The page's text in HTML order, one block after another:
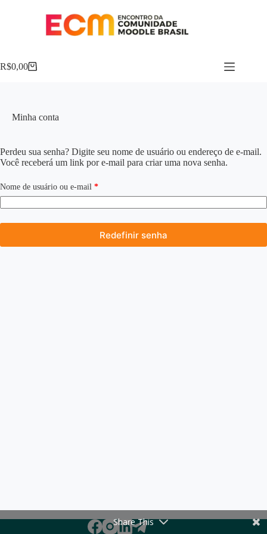
R$0,00
Minha conta
Perdeu sua senha? Digite seu nome de usuário ou endereço de e-mail.
Você receberá um link por e-mail para criar uma nova senha.
Nome de usuário ou e-mail *
Redefinir senha
Share This